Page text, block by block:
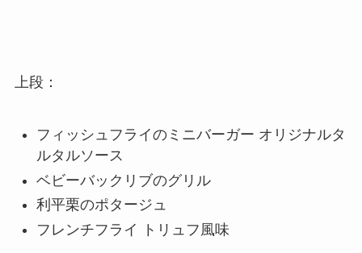
上段：
フィッシュフライのミニバーガー オリジナルタ
ルタルソース
ベビーバックリブのグリル
利平栗のポタージュ
フレンチフライ トリュフ風味